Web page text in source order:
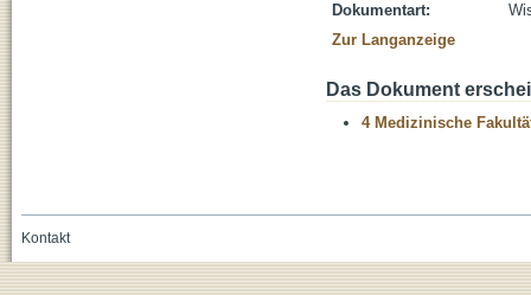
Dokumentart:
Zur Langanzeige
Das Dokument
4 Medizinische
Kontakt